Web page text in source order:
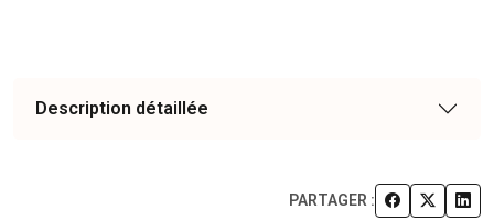
Description détaillée
PARTAGER :